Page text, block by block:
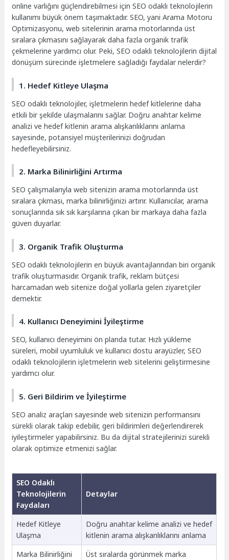
online varlığını güçlendirebilmesi için SEO odaklı teknolojilerin
kullanımı büyük önem taşımaktadır. SEO, yani Arama Motoru
Optimizasyonu, web sitelerinin arama motorlarında üst
sıralara çıkmasını sağlayarak daha fazla organik trafik
çekmelerine yardımcı olur. Peki, SEO odaklı teknolojilerin dijital
dönüşüm sürecinde işletmelere sağladığı faydalar nelerdir?
1. Hedef Kitleye Ulaşma
SEO odaklı teknolojiler, işletmelerin hedef kitlelerine daha
etkili bir şekilde ulaşmalarını sağlar. Doğru anahtar kelime
analizi ve hedef kitlenin arama alışkanlıklarını anlama
sayesinde, potansiyel müşterilerinizi doğrudan
hedefleyebilirsiniz.
2. Marka Bilinirliğini Artırma
SEO çalışmalarıyla web sitenizin arama motorlarında üst
sıralara çıkması, marka bilinirliğinizi artırır. Kullanıcılar, arama
sonuçlarında sık sık karşılarına çıkan bir markaya daha fazla
güven duyarlar.
3. Organik Trafik Oluşturma
SEO odaklı teknolojilerin en büyük avantajlarından biri organik
trafik oluşturmasıdır. Organik trafik, reklam bütçesi
harcamadan web sitenize doğal yollarla gelen ziyaretçiler
demektir.
4. Kullanıcı Deneyimini İyileştirme
SEO, kullanıcı deneyimini ön planda tutar. Hızlı yükleme
süreleri, mobil uyumluluk ve kullanıcı dostu arayüzler, SEO
odaklı teknolojilerin işletmelerin web sitelerini geliştirmesine
yardımcı olur.
5. Geri Bildirim ve İyileştirme
SEO analiz araçları sayesinde web sitenizin performansını
sürekli olarak takip edebilir, geri bildirimleri değerlendirerek
iyileştirmeler yapabilirsiniz. Bu da dijital stratejilerinizi sürekli
olarak optimize etmenizi sağlar.
SEO Odaklı
Teknolojilerin
Faydaları
Detaylar
Hedef Kitleye
Ulaşma
Doğru anahtar kelime analizi ve hedef
kitlenin arama alışkanlıklarını anlama
Marka Bilinirliğini
Üst sıralarda görünmek marka